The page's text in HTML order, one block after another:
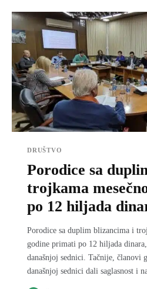
DRUŠTVO
Porodice sa
trojkama
po 12 hiljada
Porodice sa duplim blizancima i
godine primati po 12 hiljada
današnjoj sednici. Tačnije, članovi
današnjoj sednici dali saglasnost i